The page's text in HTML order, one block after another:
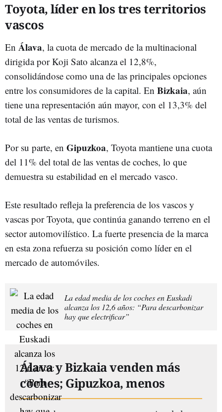
Toyota, líder en los tres territorios
vascos
En Álava, la cuota de mercado de la multinacional
dirigida por Koji Sato alcanza el 12,8%,
consolidándose como una de las principales opciones
entre los consumidores de la capital. En Bizkaia, aún
tiene una representación aún mayor, con el 13,3% del
total de las ventas de turismos.
Por su parte, en Gipuzkoa, Toyota mantiene una cuota
del 11% del total de las ventas de coches, lo que
demuestra su estabilidad en el mercado vasco.
Este resultado refleja la preferencia de los vascos y
vascas por Toyota, que continúa ganando terreno en el
sector automovilístico. La fuerte presencia de la marca
en esta zona refuerza su posición como líder en el
mercado de automóviles.
La edad media de los coches en Euskadi
alcanza los 12,6 años: “Para descarbonizar
hay que electrificar”
Álava y Bizkaia venden más
coches; Gipuzkoa, menos